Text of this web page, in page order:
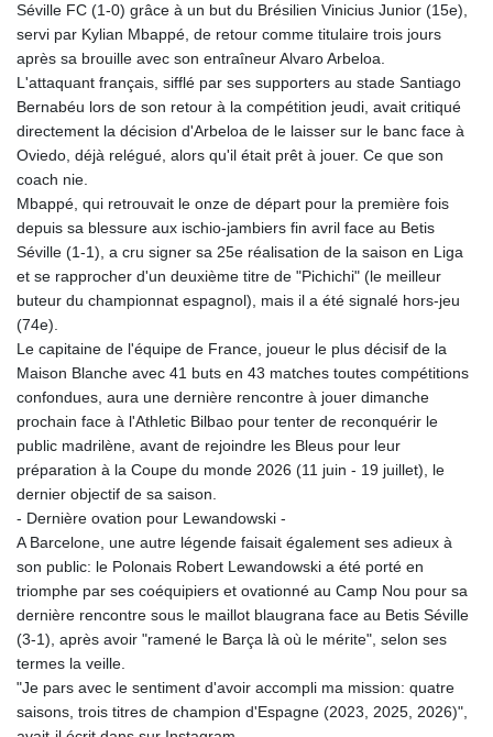
Séville FC (1-0) grâce à un but du Brésilien Vinicius Junior (15e),
servi par Kylian Mbappé, de retour comme titulaire trois jours
après sa brouille avec son entraîneur Alvaro Arbeloa.
L'attaquant français, sifflé par ses supporters au stade Santiago
Bernabéu lors de son retour à la compétition jeudi, avait critiqué
directement la décision d'Arbeloa de le laisser sur le banc face à
Oviedo, déjà relégué, alors qu'il était prêt à jouer. Ce que son
coach nie.
Mbappé, qui retrouvait le onze de départ pour la première fois
depuis sa blessure aux ischio-jambiers fin avril face au Betis
Séville (1-1), a cru signer sa 25e réalisation de la saison en Liga
et se rapprocher d'un deuxième titre de "Pichichi" (le meilleur
buteur du championnat espagnol), mais il a été signalé hors-jeu
(74e).
Le capitaine de l'équipe de France, joueur le plus décisif de la
Maison Blanche avec 41 buts en 43 matches toutes compétitions
confondues, aura une dernière rencontre à jouer dimanche
prochain face à l'Athletic Bilbao pour tenter de reconquérir le
public madrilène, avant de rejoindre les Bleus pour leur
préparation à la Coupe du monde 2026 (11 juin - 19 juillet), le
dernier objectif de sa saison.
- Dernière ovation pour Lewandowski -
A Barcelone, une autre légende faisait également ses adieux à
son public: le Polonais Robert Lewandowski a été porté en
triomphe par ses coéquipiers et ovationné au Camp Nou pour sa
dernière rencontre sous le maillot blaugrana face au Betis Séville
(3-1), après avoir "ramené le Barça là où le mérite", selon ses
termes la veille.
"Je pars avec le sentiment d'avoir accompli ma mission: quatre
saisons, trois titres de champion d'Espagne (2023, 2025, 2026)",